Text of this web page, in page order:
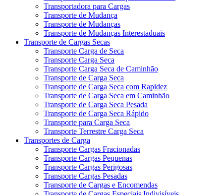
Transportadora para Cargas
Transporte de Mudança
Transporte de Mudanças
Transporte de Mudanças Interestaduais
Transporte de Cargas Secas
Transporte Carga de Seca
Transporte Carga Seca
Transporte Carga Seca de Caminhão
Transporte de Carga Seca
Transporte de Carga Seca com Rapidez
Transporte de Carga Seca em Caminhão
Transporte de Carga Seca Pesada
Transporte de Carga Seca Rápido
Transporte para Carga Seca
Transporte Terrestre Carga Seca
Transportes de Carga
Transporte Cargas Fracionadas
Transporte Cargas Pequenas
Transporte Cargas Perigosas
Transporte Cargas Pesadas
Transporte de Cargas e Encomendas